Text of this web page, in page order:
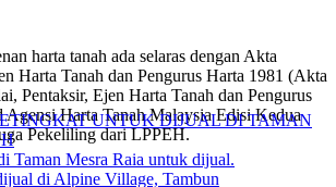
harta tanah ada selaras dengan Akta
Harta Tanah dan Pengurus Harta 1981 (Akta
Pentaksir, Ejen Harta Tanah dan Pengurus
Agensi Harta Tanah Malaysia Edisi Kedua
Pekeliling dari LPPEH.
UNTUK DIJUAL DI TAMAN